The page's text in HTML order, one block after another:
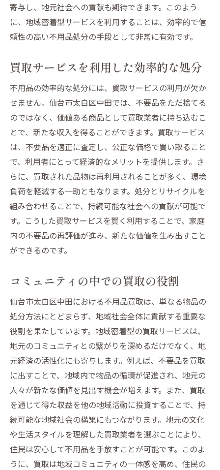
寄与し、地元社会への貢献も期待できます。このよう
に、地域密着型サービスを利用することは、効率的で信
頼性の高い不用品処分の手段として非常に有効です。
買取サービスを利用した効率的な処分
不用品の効率的な処分には、買取サービスの利用が欠か
せません。仙台市太白区中田では、不要品をただ捨てる
のではなく、価値ある商品として買取業者に持ち込むこ
とで、新たな収入を得ることができます。買取サービス
は、不要品を適正に査定し、公正な価格で買い取ること
で、利用者にとって経済的なメリットを提供します。さ
らに、買取された品物は再利用されることが多く、環境
負荷を軽減する一助ともなります。処分とリサイクルを
組み合わせることで、持続可能な社会への貢献が可能で
す。こうした買取サービスを賢く利用することで、家庭
内の不要品の再評価が進み、新たな価値を生み出すこと
ができるのです。
コミュニティの中での買取の役割
仙台市太白区中田における不用品買取は、単なる物品の
処分方法にとどまらず、地域社会全体に貢献する重要な
役割を果たしています。地域密着型の買取サービスは、
地元のコミュニティとの繋がりを深めるだけでなく、地
元経済の活性化にも寄与します。例えば、不要品を買取
に出すことで、地域内で物品の循環が促進され、地元の
人々が新たな価値を見出す機会が増えます。また、買取
を通じて得た収益を他の地域活動に投資することで、持
続可能な地域社会の構築にもつながります。地元の文化
や生活スタイルを理解した買取業者を選ぶことにより、
住民は安心して不用品を手放すことが可能です。このよ
うに、買取は地域コミュニティの一体感を高め、住民の